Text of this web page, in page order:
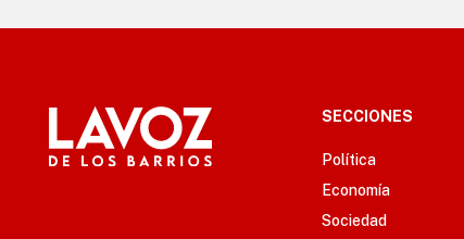
SECCIONES
Política
Economía
Sociedad